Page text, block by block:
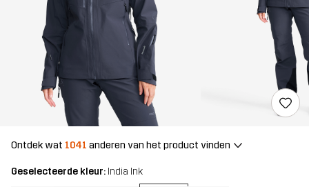
Ontdek wat 1041 anderen van het product vinden
Geselecteerde kleur: India Ink